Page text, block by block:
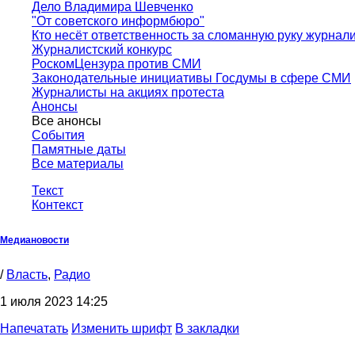
Дело Владимира Шевченко
"От советского информбюро"
Кто несёт ответственность за сломанную руку
Журналистский конкурс
РоскомЦензура против СМИ
Законодательные инициативы Госдумы в сфере СМИ
Журналисты на акциях протеста
Анонсы
Все анонсы
События
Памятные даты
Все материалы
Текст
Контекст
Медиановости
/ Власть, Радио
1 июля 2023 14:25
Напечатать Изменить шрифт В закладки